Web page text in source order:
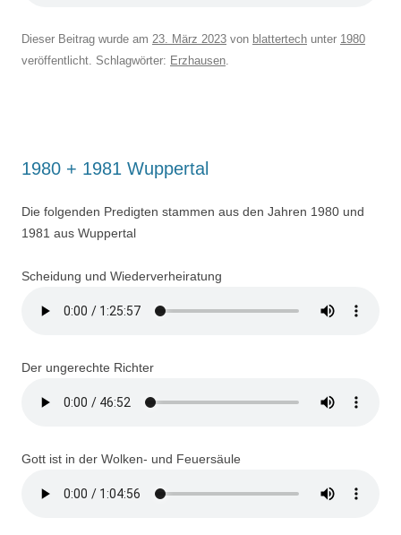
Dieser Beitrag wurde am 23. März 2023 von blattertech unter 1980
veröffentlicht. Schlagwörter: Erzhausen
1980 + 1981 Wuppertal
Die folgenden Predigten stammen aus den Jahren 1980 und
1981 aus Wuppertal
Scheidung und Wiederverheiratung
Der ungerechte Richter
Gott ist in der Wolken- und Feuersäule